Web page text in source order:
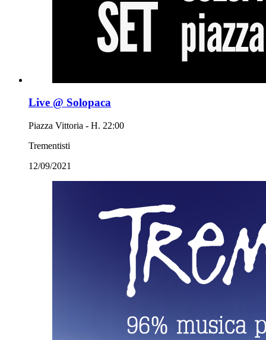
Live @ Solopaca
Piazza Vittoria - H. 22:00
Trementisti
12/09/2021